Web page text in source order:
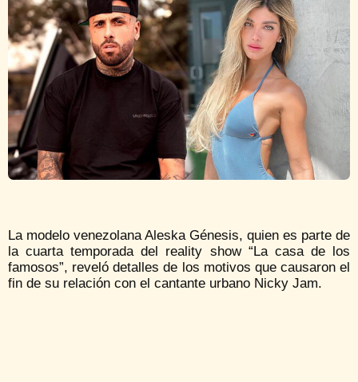
La modelo venezolana Aleska Génesis, quien es parte de
la cuarta temporada del reality show “La casa de los
famosos”, reveló detalles de los motivos que causaron el
fin de su relación con el cantante urbano Nicky Jam.